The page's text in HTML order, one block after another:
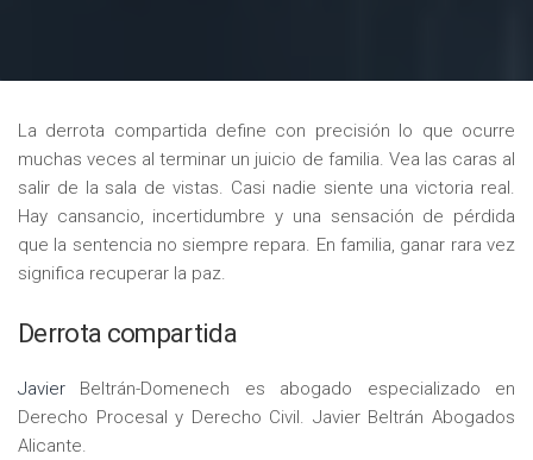
La derrota compartida define con precisión lo que ocurre
muchas veces al terminar un juicio de familia. Vea las caras al
salir de la sala de vistas. Casi nadie siente una victoria real.
Hay cansancio, incertidumbre y una sensación de pérdida
que la sentencia no siempre repara. En familia, ganar rara vez
significa recuperar la paz.
Derrota compartida
Javier Beltrán-Domenech es abogado especializado en
Derecho Procesal y Derecho Civil. Javier Beltrán Abogados
Alicante.